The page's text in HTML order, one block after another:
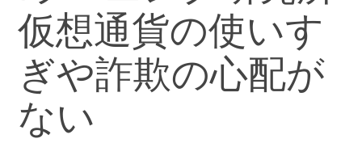
仮想通貨の使いす
ぎや詐欺の心配が
ない